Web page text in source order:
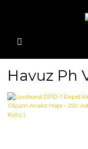
Havuz Ph